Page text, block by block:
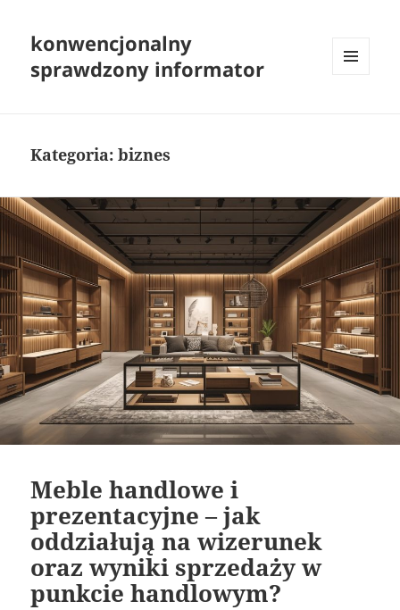
konwencjonalny
sprawdzony informator
Kategoria:biznes
Meble handlowe i
prezentacyjne – jak
oddziałują na wizerunek
oraz wyniki sprzedaży w
punkcie handlowym?